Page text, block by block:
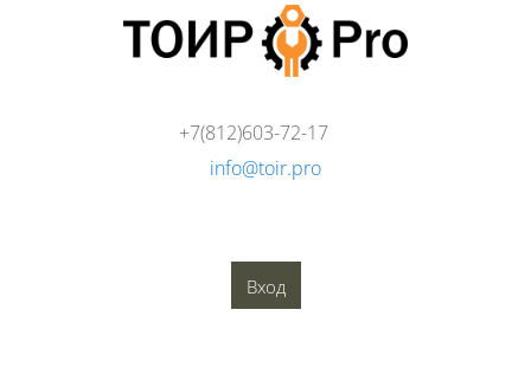
Перейти к основному содержанию
+7(812)603-72-17
info@toir.pro
Вход